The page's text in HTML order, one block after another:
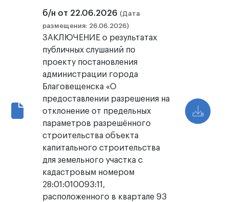
б/н от 22.06.2026 (Дата
размещения: 26.06.2026)
ЗАКЛЮЧЕНИЕ о результатах
публичных слушаний по
проекту постановления
администрации города
Благовещенска «О
предоставлении разрешения на
отклонение от предельных
параметров разрешённого
строительства объекта
капитального строительства
для земельного участка с
кадастровым номером
28:01:010093:11,
расположенного в квартале 93